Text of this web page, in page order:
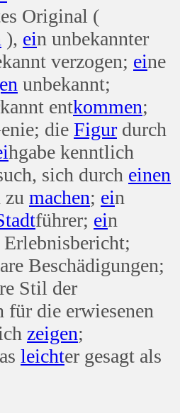
Original (
), ein unbekannter
verzogen; eine
unbekannt;
entkommen;
die Figur durch
hgabe kenntlich
sich durch einen
machen; ein
führer; ein
Beschädigungen;
Stil der
für die erwiesenen
zeigen;
leichter gesagt als